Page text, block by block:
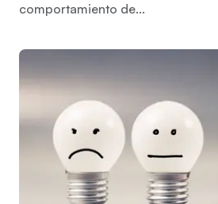
comportamiento de...